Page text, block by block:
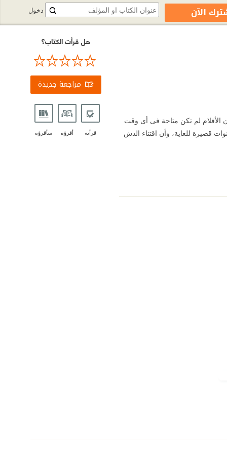
الأفلام لم تكن متاحة فى أى وقت
قصيرة للغاية، وأن اقتناء الدش
هل قرأت الكتاب؟
مراجعة جديدة
قرأته أقرؤه سأقرؤه
دخول الآن